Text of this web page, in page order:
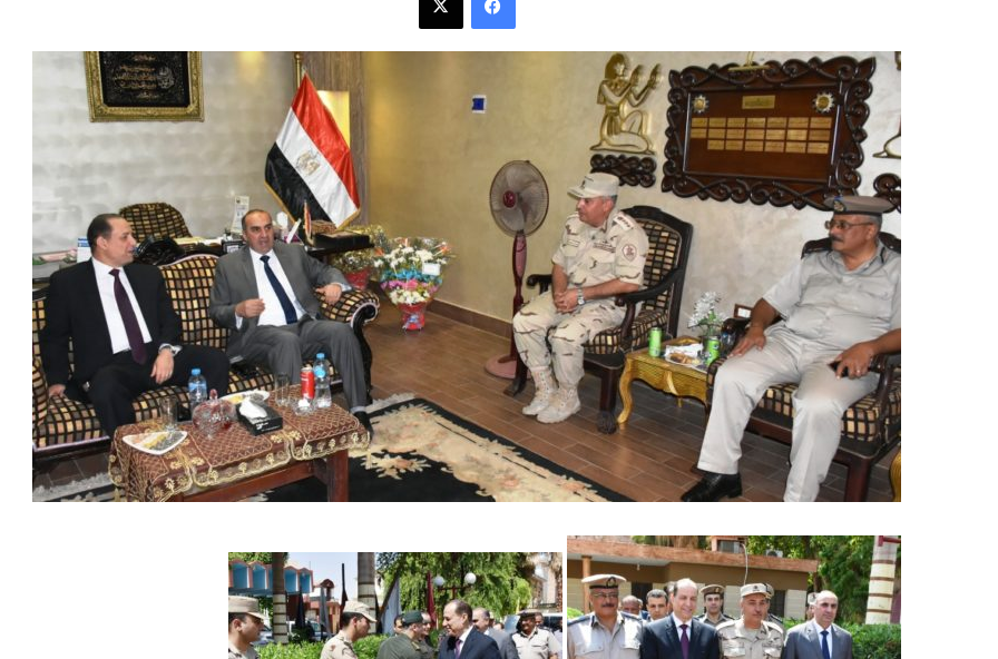
ب
ر
د
ا
إ
ل
ك
ت
ر
و
ن
ي
ا